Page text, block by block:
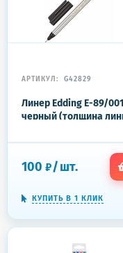
АРТИКУЛ: G42829
Линер Edding E-89/001
черный (толщина
100 ₽/шт.
КУПИТЬ В 1 КЛИК